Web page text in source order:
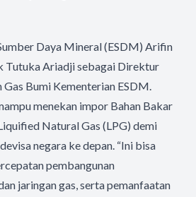
Daya Mineral (ESDM) Arifin
Tutuka Ariadji sebagai Direktur
Bumi Kementerian ESDM.
menekan impor Bahan Bakar
Natural Gas (LPG) demi
negara ke depan. “Ini bisa
pembangunan
jaringan gas, serta pemanfaatan